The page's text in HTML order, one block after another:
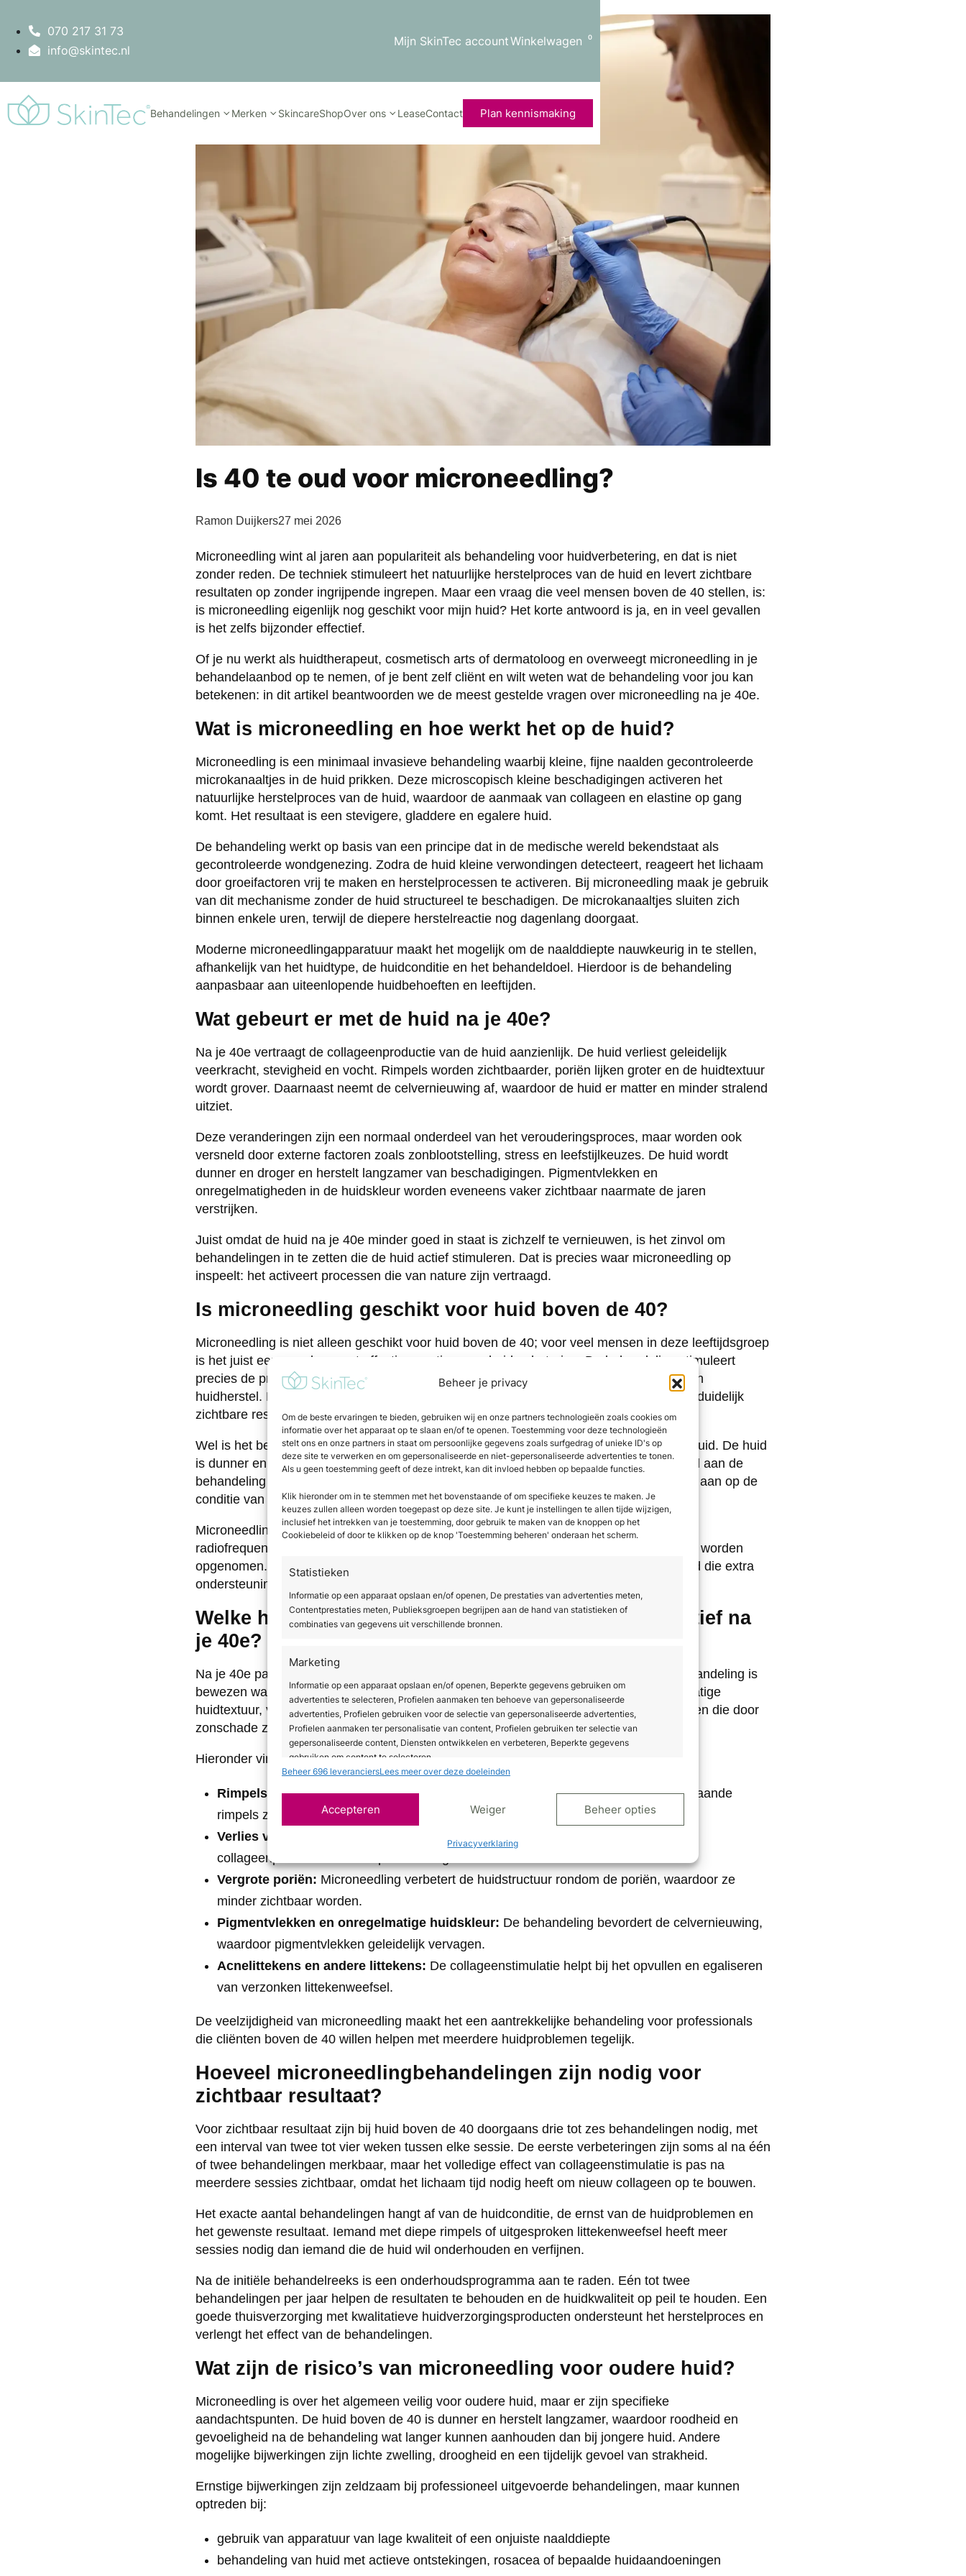
Beheer je privacy
Om de beste ervaringen te bieden, gebruiken wij en onze partners technologieën zoals cookies om
informatie over het apparaat op te slaan en/of te openen. Toestemming voor deze technologieën
stelt ons en onze partners in staat om persoonlijke gegevens zoals surfgedrag of unieke ID's op
deze site te verwerken en om gepersonaliseerde en niet-gepersonaliseerde advertenties te tonen.
Als u geen toestemming geeft of deze intrekt, kan dit invloed hebben op bepaalde functies.
Klik hieronder om in te stemmen met het bovenstaande of om specifieke keuzes te maken. Je
keuzes zullen alleen worden toegepast op deze site. Je kunt je instellingen te allen tijde wijzigen,
inclusief het intrekken van je toestemming, door gebruik te maken van de knoppen op het
Cookiebeleid of door te klikken op de knop 'Toestemming beheren' onderaan het scherm.
Statistieken
Informatie op een apparaat opslaan en/of openen, De prestaties van advertenties meten,
Contentprestaties meten, Publieksgroepen begrijpen aan de hand van statistieken of
combinaties van gegevens uit verschillende bronnen.
Marketing
Informatie op een apparaat opslaan en/of openen, Beperkte gegevens gebruiken om
advertenties te selecteren, Profielen aanmaken ten behoeve van gepersonaliseerde
advertenties, Profielen gebruiken voor de selectie van gepersonaliseerde advertenties,
Profielen aanmaken ter personalisatie van content, Profielen gebruiken ter selectie van
gepersonaliseerde content, Diensten ontwikkelen en verbeteren, Beperkte gegevens
gebruiken om content te selecteren.
Toepassingen Altijd actief
Gegevens uit andere gegevensbronnen met elkaar matchen en combineren,
Zorg dragen voor beveiliging, fraude voorkomen en detecteren
en fouten opsporen, Advertenties en content leveren en tonen,
Privacykeuzes opslaan en delen.
Beheer 696 leveranciersLees meer over deze doeleinden
Accepteren Weiger Beheer opties
Privacyverklaring
070 217 31 73
info@skintec.nl
Mijn SkinTec accountWinkelwagen 0
Behandelingen Merken SkincareShopOver ons LeaseContact Plan kennismaking
Is 40 te oud voor microneedling?
Ramon Duijkers27 mei 2026
Microneedling wint al jaren aan populariteit als behandeling voor huidverbetering, en dat is niet
zonder reden. De techniek stimuleert het natuurlijke herstelproces van de huid en levert zichtbare
resultaten op zonder ingrijpende ingrepen. Maar een vraag die veel mensen boven de 40 stellen, is:
is microneedling eigenlijk nog geschikt voor mijn huid? Het korte antwoord is ja, en in veel gevallen
is het zelfs bijzonder effectief.
Of je nu werkt als huidtherapeut, cosmetisch arts of dermatoloog en overweegt microneedling in je
behandelaanbod op te nemen, of je bent zelf cliënt en wilt weten wat de behandeling voor jou kan
betekenen: in dit artikel beantwoorden we de meest gestelde vragen over microneedling na je 40e.
Wat is microneedling en hoe werkt het op de huid?
Microneedling is een minimaal invasieve behandeling waarbij kleine, fijne naalden gecontroleerde
microkanaaltjes in de huid prikken. Deze microscopisch kleine beschadigingen activeren het
natuurlijke herstelproces van de huid, waardoor de aanmaak van collageen en elastine op gang
komt. Het resultaat is een stevigere, gladdere en egalere huid.
De behandeling werkt op basis van een principe dat in de medische wereld bekendstaat als
gecontroleerde wondgenezing. Zodra de huid kleine verwondingen detecteert, reageert het lichaam
door groeifactoren vrij te maken en herstelprocessen te activeren. Bij microneedling maak je gebruik
van dit mechanisme zonder de huid structureel te beschadigen. De microkanaaltjes sluiten zich
binnen enkele uren, terwijl de diepere herstelreactie nog dagenlang doorgaat.
Moderne microneedlingapparatuur maakt het mogelijk om de naalddiepte nauwkeurig in te stellen,
afhankelijk van het huidtype, de huidconditie en het behandeldoel. Hierdoor is de behandeling
aanpasbaar aan uiteenlopende huidbehoeften en leeftijden.
Wat gebeurt er met de huid na je 40e?
Na je 40e vertraagt de collageenproductie van de huid aanzienlijk. De huid verliest geleidelijk
veerkracht, stevigheid en vocht. Rimpels worden zichtbaarder, poriën lijken groter en de huidtextuur
wordt grover. Daarnaast neemt de celvernieuwing af, waardoor de huid er matter en minder stralend
uitziet.
Deze veranderingen zijn een normaal onderdeel van het verouderingsproces, maar worden ook
versneld door externe factoren zoals zonblootstelling, stress en leefstijlkeuzes. De huid wordt
dunner en droger en herstelt langzamer van beschadigingen. Pigmentvlekken en
onregelmatigheden in de huidskleur worden eveneens vaker zichtbaar naarmate de jaren
verstrijken.
Juist omdat de huid na je 40e minder goed in staat is zichzelf te vernieuwen, is het zinvol om
behandelingen in te zetten die de huid actief stimuleren. Dat is precies waar microneedling op
inspeelt: het activeert processen die van nature zijn vertraagd.
Is microneedling geschikt voor huid boven de 40?
Microneedling is niet alleen geschikt voor huid boven de 40; voor veel mensen in deze leeftijdsgroep
is het juist een van de meest effectieve opties voor huidverbetering. De behandeling stimuleert
precies de processen die na je 40e zijn vertraagd: collageenproductie, celvernieuwing en
huidherstel. Mits uitgevoerd door een gekwalificeerde professional levert microneedling duidelijk
zichtbare resultaten op bij de rijpere huid.
Wel is het belangrijk om rekening te houden met de specifieke kenmerken van oudere huid. De huid
is dunner en gevoeliger, wat betekent dat een goede intake en huidanalyse voorafgaand aan de
behandeling essentieel zijn. Een ervaren behandelaar past de naalddiepte en intensiteit aan op de
conditie van de huid, zodat de behandeling veilig en effectief verloopt.
Microneedling kan ook goed worden gecombineerd met andere behandelingen, zoals
radiofrequentie of huidverzorgende serums, die via de microkanaaltjes dieper in de huid worden
opgenomen. Deze combinaties versterken het effect en zijn bij uitstek geschikt voor huid die extra
ondersteuning nodig heeft.
Welke huidproblemen behandelt microneedling effectief na
je 40e?
Na je 40e pakt microneedling een breed scala aan huidproblemen effectief aan. De behandeling is
bewezen waardevol bij rimpels en fijne lijntjes, verlies van huidspanning, een ongelijkmatige
huidtextuur, vergrote poriën, littekenweefsel (waaronder acnelittekens) en pigmentvlekken die door
zonschade zijn ontstaan.
Hieronder vind je een overzicht van de meest voorkomende toepassingen na je 40e:
Rimpels en fijne lijntjes:Door de stimulatie van collageen en elastine worden bestaande
rimpels zichtbaar verminderd en wordt de vorming van nieuwe rimpels vertraagd.
Verlies van huidspanning:
collageenproductie in de diepere huidlagen.
Vergrote poriën: Microneedling verbetert de huidstructuur rondom de poriën, waardoor ze
minder zichtbaar worden.
Pigmentvlekken en onregelmatige huidskleur: De behandeling bevordert de celvernieuwing,
waardoor pigmentvlekken geleidelijk vervagen.
Acnelittekens en andere littekens: De collageenstimulatie helpt bij het opvullen en egaliseren
van verzonken littekenweefsel.
De veelzijdigheid van microneedling maakt het een aantrekkelijke behandeling voor professionals
die cliënten boven de 40 willen helpen met meerdere huidproblemen tegelijk.
Hoeveel microneedlingbehandelingen zijn nodig voor
zichtbaar resultaat?
Voor zichtbaar resultaat zijn bij huid boven de 40 doorgaans drie tot zes behandelingen nodig, met
een interval van twee tot vier weken tussen elke sessie. De eerste verbeteringen zijn soms al na één
of twee behandelingen merkbaar, maar het volledige effect van collageenstimulatie is pas na
meerdere sessies zichtbaar, omdat het lichaam tijd nodig heeft om nieuw collageen op te bouwen.
Het exacte aantal behandelingen hangt af van de huidconditie, de ernst van de huidproblemen en
het gewenste resultaat. Iemand met diepe rimpels of uitgesproken littekenweefsel heeft meer
sessies nodig dan iemand die de huid wil onderhouden en verfijnen.
Na de initiële behandelreeks is een onderhoudsprogramma aan te raden. Eén tot twee
behandelingen per jaar helpen de resultaten te behouden en de huidkwaliteit op peil te houden. Een
goede thuisverzorging met kwalitatieve huidverzorgingsproducten ondersteunt het herstelproces en
verlengt het effect van de behandelingen.
Wat zijn de risico’s van microneedling voor oudere huid?
Microneedling is over het algemeen veilig voor oudere huid, maar er zijn specifieke
aandachtspunten. De huid boven de 40 is dunner en herstelt langzamer, waardoor roodheid en
gevoeligheid na de behandeling wat langer kunnen aanhouden dan bij jongere huid. Andere
mogelijke bijwerkingen zijn lichte zwelling, droogheid en een tijdelijk gevoel van strakheid.
Ernstige bijwerkingen zijn zeldzaam bij professioneel uitgevoerde behandelingen, maar kunnen
optreden bij:
gebruik van apparatuur van lage kwaliteit of een onjuiste naalddiepte
behandeling van huid met actieve ontstekingen, rosacea of bepaalde huidaandoeningen